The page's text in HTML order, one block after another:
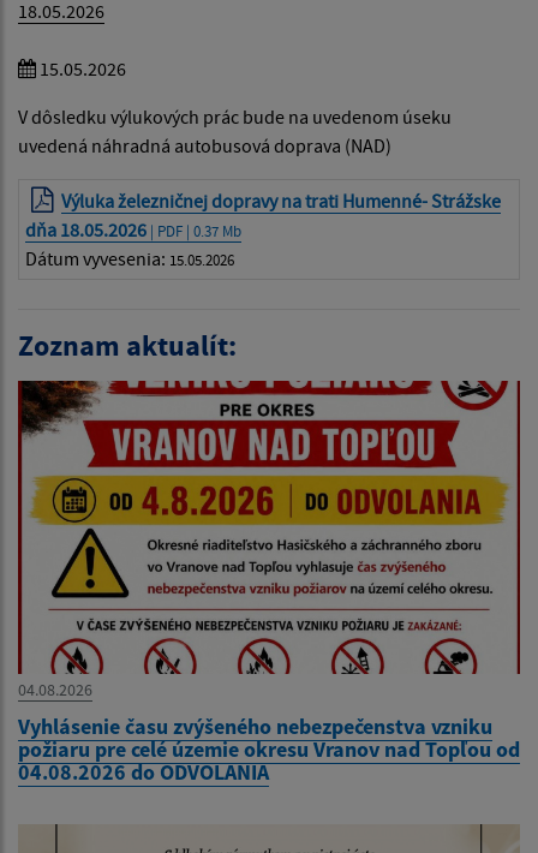
18.05.2026
15.05.2026
V dôsledku výlukových prác bude na uvedenom úseku
uvedená náhradná autobusová doprava (NAD)
Výluka železničnej dopravy na trati Humenné- Strážske
dňa 18.05.2026 | PDF | 0.37 Mb
Dátum vyvesenia: 15.05.2026
Zoznam aktualít:
04.08.2026
Vyhlásenie času zvýšeného nebezpečenstva vzniku
požiaru pre celé územie okresu Vranov nad Topľou od
04.08.2026 do ODVOLANIA